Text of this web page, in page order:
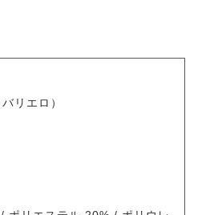
リエロ）